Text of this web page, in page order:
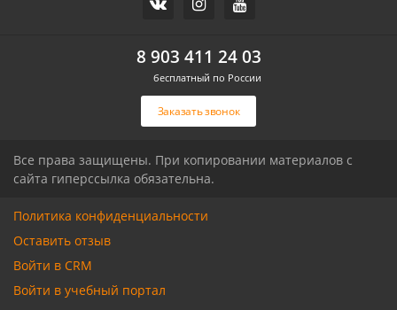
Свободное назначение,
им. Рахманинова С.В.
1 300 /м2
Связаться с риелтором
Склад, 1 400 м²
Тихорецкая ул, 8/5
1/1 эт.
Связаться с риелтором
Заказать звонок
8 903 411 24 03
бесплатный по России
Все права защищены. При копировании материалов с
сайта гиперссылка обязательна.
Политика конфиденциальности
Оставить отзыв
Войти в CRM
Войти в учебный портал